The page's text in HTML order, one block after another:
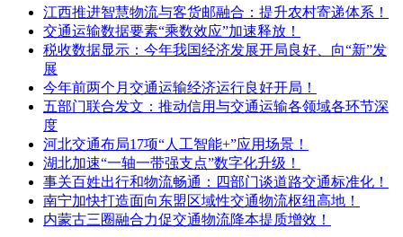
江西推进智慧物流与客货邮融合：提升农村寄递体系！
交通运输数据要素“乘数效应”加速释放！
税收数据显示：今年我国经济发展开局良好、向“新”发
展
今年前两个月交通运输经济运行良好开局！
五部门联合发文：推动信用与交通运输各领域各环节深
度
河北交通布局17项“人工智能+”应用场景！
湖北加速“一轴一带强支点”数字化升级！
事关百姓出行和物流畅通：四部门谈道路交通标准化！
南宁加快打造面向东盟区域性交通物流枢纽高地！
内蒙古三圈融合力促交通物流降本提质增效！